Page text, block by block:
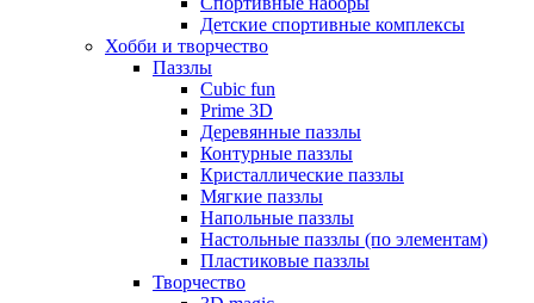
Детские спортивные комплексы
Хобби и творчество
Паззлы
Cubic fun
Prime 3D
Деревянные паззлы
Контурные паззлы
Кристаллические паззлы
Мягкие паззлы
Напольные паззлы
Настольные паззлы (по элементам)
Пластиковые паззлы
Творчество